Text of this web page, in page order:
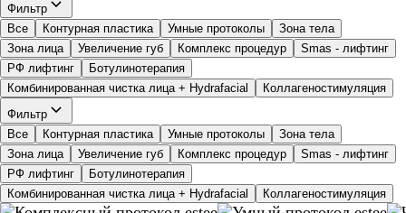
Фильтр
Все
Контурная пластика Умные протоколы
Зона тела
Зона лица
Увеличение губ Комплекс процедур
Smas - лифтинг
РФ лифтинг
Ботулинотерапия
Комбинированная чистка лица + Hydrafacial
Коллагеностимуляция
Фильтр
Все
Контурная пластика Умные протоколы
Зона тела
Зона лица
Увеличение губ Комплекс процедур
Smas - лифтинг
РФ лифтинг
Ботулинотерапия
Комбинированная чистка лица + Hydrafacial
Коллагеностимуляция